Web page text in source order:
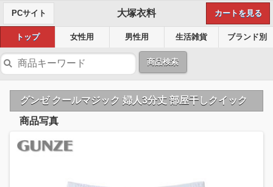
PCサイト 大塚衣料 カートを見る
トップ 女性用 男性用 生活雑貨 ブランド別
商品検索
グンゼ クールマジック 婦人3分丈 部屋干しクイック
商品写真